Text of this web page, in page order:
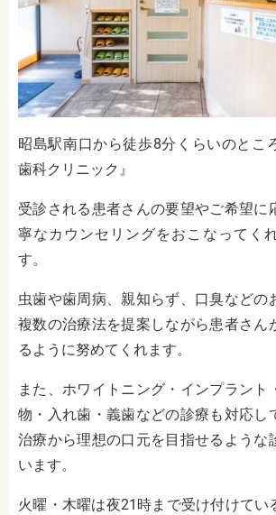
昭島駅南口から徒歩8分くらいのとこ
歯科クリニック』
受診される患者さんの要望やご希望に
寧なカウンセリングをおこなってく
す。
虫歯や歯周病、親知らず、口臭などの
複数の治療法を提案しながら患者さん
るように努めてくれます。
また、ホワイトニング・インプラント
物・入れ歯・義歯などの診療も対応し
治療から理想の口元を目指せるような
います。
火曜・木曜は夜21時まで受け付けてい